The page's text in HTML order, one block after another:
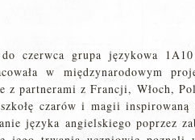
czerwca grupa językowa
w międzynarodowym
z partnerami z Francji, Włoch,
czarów i magii inspirowaną
języka angielskiego poprzez